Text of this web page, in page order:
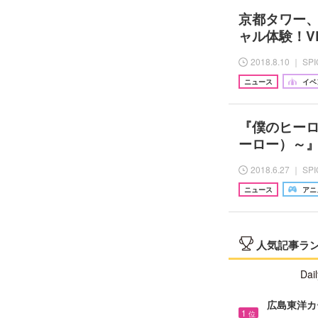
京都タワー
ャル体験！
2018.8.10 ｜
ニュース イ
『僕のヒー
ーロー）～
2018.6.27 ｜
ニュース ア
人気記事ラ
1 位
広島東洋